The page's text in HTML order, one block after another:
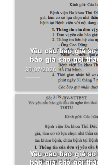
Yêu cầu báo giá
báo giá cho gói
30/07/2026
Yêu cầu báo giá
báo giá cho gói